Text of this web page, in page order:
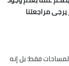
مراجعتنا
فقط؛ بل إنه